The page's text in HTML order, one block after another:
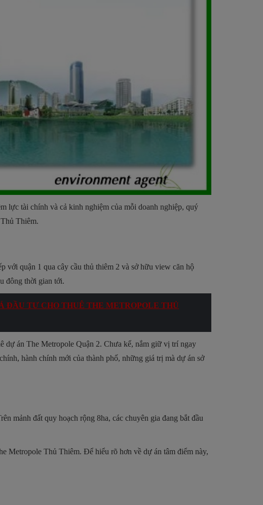
lực tài chính và cả kinh nghiệm của mỗi doanh nghiệp, quý
Thiêm.
quận 1 qua cây cầu thủ thiêm 2 và sở hữu view căn hộ
đông thời gian tới.
ĐẦU TƯ CHO THUÊ THE METROPOLE THỦ
dự án The Metropole Quận 2. Chưa kể, nắm giữ vị trí ngay
hành chính mới của thành phố, những giá trị mà dự án sở
mảnh đất quy hoạch rộng 8ha, các chuyên gia đang bắt đầu
Metropole Thủ Thiêm. Để hiểu rõ hơn về dự án tâm điểm này,